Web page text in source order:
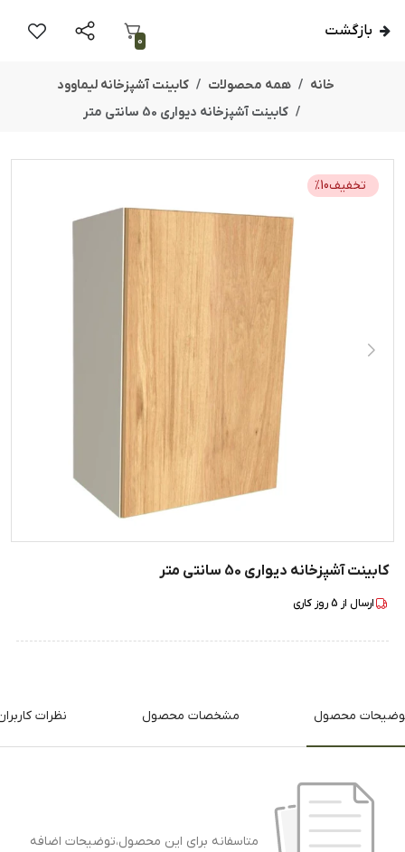
بازگشت
0
خانه همه محصولات
کابینت آشپزخانه لیماوود
کابینت آشپزخانه دیواری 50 سانتی متر
تخفیف %10
کابینت آشپزخانه دیواری 50 سانتی متر
ارسال از 5روز کاری
محصول مشخصات محصول نظرات
متاسفانه برای این محصول،توضیحات اضافه